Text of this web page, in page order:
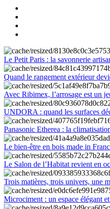
Le Petit Paris : la savonnerie
Quand le rangement extérieur
Avec Ribimex, l’arrosage est un
UNDORA : quand les surfaces
Panasonic Etherea : la
Le bien-être en bois made in
Le Salon de l’Habitat revient en
Trois matières, trois univers, une
Microciment : un espace élégant